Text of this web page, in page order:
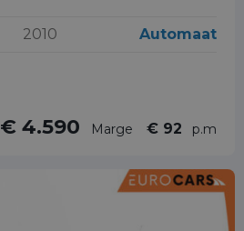
2010 Automaat
€ 4.590 Marge € 92 p.m